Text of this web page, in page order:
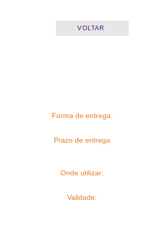
VOLTAR
Forma de entrega:
Prazo de entrega
Onde utilizar:
Validade: